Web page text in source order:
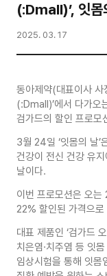
(:Dmall)’, 잇몸
2025. 03. 17
동아제약(대표이사 사
(:Dmall)’에서 다가오
검가드의 할인 프로모
3월 24일 ‘잇몸의 날’
건강이 전신 건강 유
날이다.
이번 프로모션은 오
22% 할인된 가격으로
대표 제품인 ‘검가드
치은염·치주염 등 잇
임상시험을 통해 잇몸